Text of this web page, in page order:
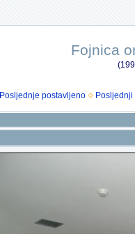
Fojnica
Posljednje postavljeno Posljednji